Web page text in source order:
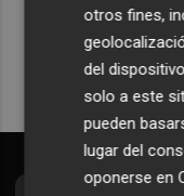
otros fines,
del
solo a este
pueden
lugar del
oponerse en